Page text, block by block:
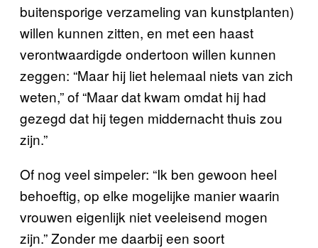
buitensporige verzameling van kunstplanten)
willen kunnen zitten, en met een haast
verontwaardigde ondertoon willen kunnen
zeggen: “Maar hij liet helemaal niets van zich
weten,” of “Maar dat kwam omdat hij had
gezegd dat hij tegen middernacht thuis zou
zijn.”
Of nog veel simpeler: “Ik ben gewoon heel
behoeftig, op elke mogelijke manier waarin
vrouwen eigenlijk niet veeleisend mogen
zijn.” Zonder me daarbij een soort